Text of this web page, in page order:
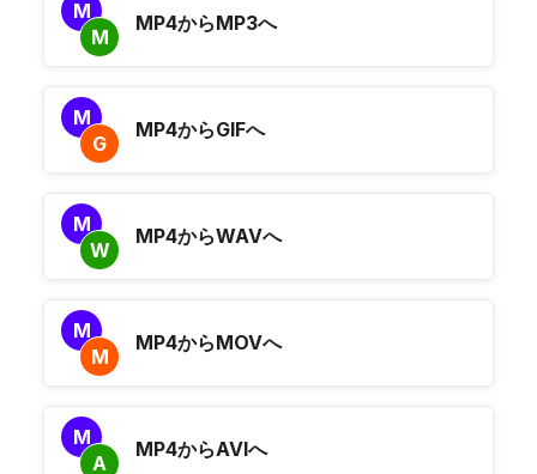
M
M
MP4からMP3へ
M
G
MP4からGIFへ
M
W
MP4からWAVへ
M
M
MP4からMOVへ
M
A
MP4からAVIへ